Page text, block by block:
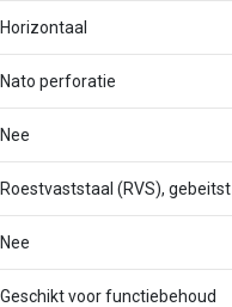
Horizontaal
Nato perforatie
Nee
Roestvaststaal (RVS), gebeitst
Nee
Geschikt voor functiebehoud